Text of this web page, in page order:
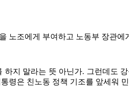
노조에게 부여하고 노동부 장관
지 말라는 뜻 아닌가. 그런데도
령은 친노동 정책 기조를 앞세워